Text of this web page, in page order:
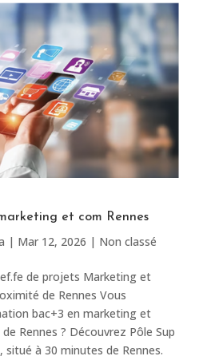
et com Rennes
| Mar 12, 2026 | Non classé
de projets Marketing et
de Rennes Vous
bac+3 en marketing et
Rennes ? Découvrez Pôle Sup
situé à 30 minutes de Rennes.